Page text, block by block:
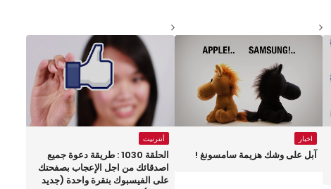
اخبار
آبل على وشك هزيمة سامسونغ !
أنترنيت
الحلقة 1030 : طريقة دعوة جميع
اصدقائك من اجل الإعجاب بصفحتك
على الفيسبوك بنقرة واحدة (جديد